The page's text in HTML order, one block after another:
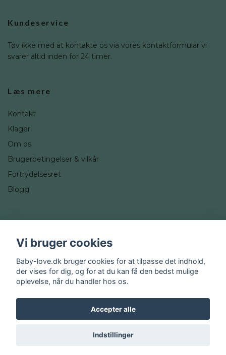
Kundeservice
Tøv ikke med at kontakte os via vores kontaktformular vi
svarer altid inden for 24 timer.
Læs mere
Kontakt
Klager
Om os
Brugerbetingelser & vilkår
Fortrydelsesret
Blogg
Instagram
© 2026 Baby-love.dk
Vi bruger cookies
Baby-love.dk bruger cookies for at tilpasse det indhold,
der vises for dig, og for at du kan få den bedst mulige
oplevelse, når du handler hos os.
Accepter alle
Indstillinger